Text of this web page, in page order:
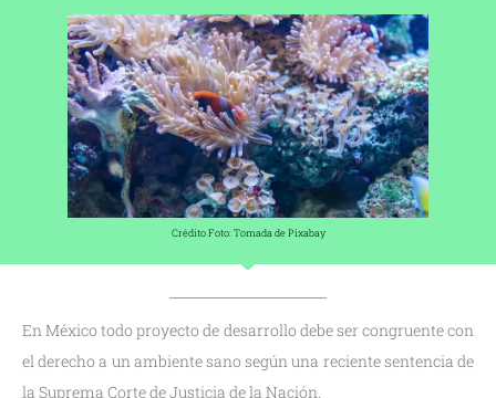
Crédito Foto: Tomada de Pixabay
En México todo proyecto de desarrollo debe ser congruente con
el derecho a un ambiente sano según una reciente sentencia de
la Suprema Corte de Justicia de la Nación.